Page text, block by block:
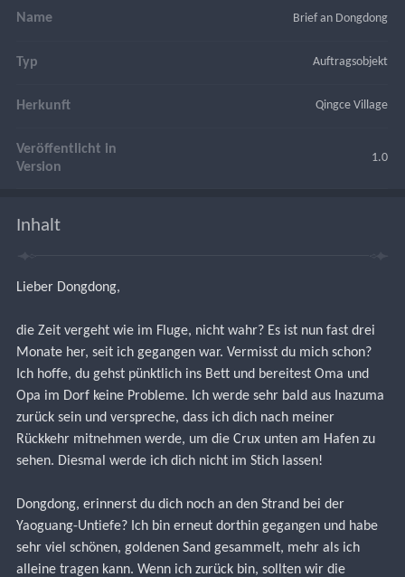
Name Brief an Dongdong
Typ Auftragsobjekt
Herkunft Qingce Village
Veröffentlicht in
Version
1.0
Inhalt
Lieber Dongdong,
die Zeit vergeht wie im Fluge, nicht wahr? Es ist nun fast drei
Monate her, seit ich gegangen war. Vermisst du mich schon?
Ich hoffe, du gehst pünktlich ins Bett und bereitest Oma und
Opa im Dorf keine Probleme. Ich werde sehr bald aus Inazuma
zurück sein und verspreche, dass ich dich nach meiner
Rückkehr mitnehmen werde, um die Crux unten am Hafen zu
sehen. Diesmal werde ich dich nicht im Stich lassen!
Dongdong, erinnerst du dich noch an den Strand bei der
Yaoguang-Untiefe? Ich bin erneut dorthin gegangen und habe
sehr viel schönen, goldenen Sand gesammelt, mehr als ich
alleine tragen kann. Wenn ich zurück bin, sollten wir die